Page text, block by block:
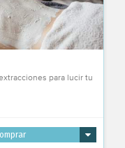
para lucir tu